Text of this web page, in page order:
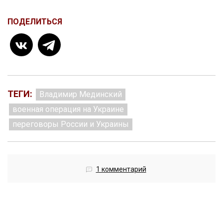
ПОДЕЛИТЬСЯ
ТЕГИ:
Владимир Мединский
военная операция на Украине
переговоры России и Украины
1 комментарий